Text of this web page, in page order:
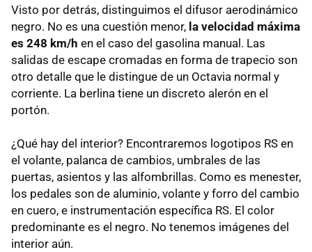
Visto por detrás, distinguimos el difusor aerodinámico
negro. No es una cuestión menor, la velocidad máxima
es 248 km/h en el caso del gasolina manual. Las
salidas de escape cromadas en forma de trapecio son
otro detalle que le distingue de un Octavia normal y
corriente. La berlina tiene un discreto alerón en el
portón.
¿Qué hay del interior? Encontraremos logotipos RS en
el volante, palanca de cambios, umbrales de las
puertas, asientos y las alfombrillas. Como es menester,
los pedales son de aluminio, volante y forro del cambio
en cuero, e instrumentación específica RS. El color
predominante es el negro. No tenemos imágenes del
interior aún.